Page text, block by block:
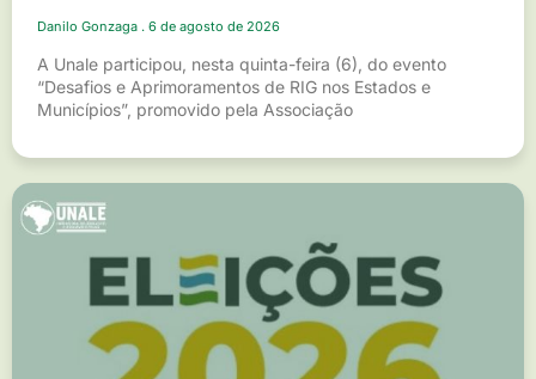
Danilo Gonzaga 6 de agosto de 2026
A Unale participou, nesta quinta-feira (6), do evento
“Desafios e Aprimoramentos de RIG nos Estados e
Municípios”, promovido pela Associação